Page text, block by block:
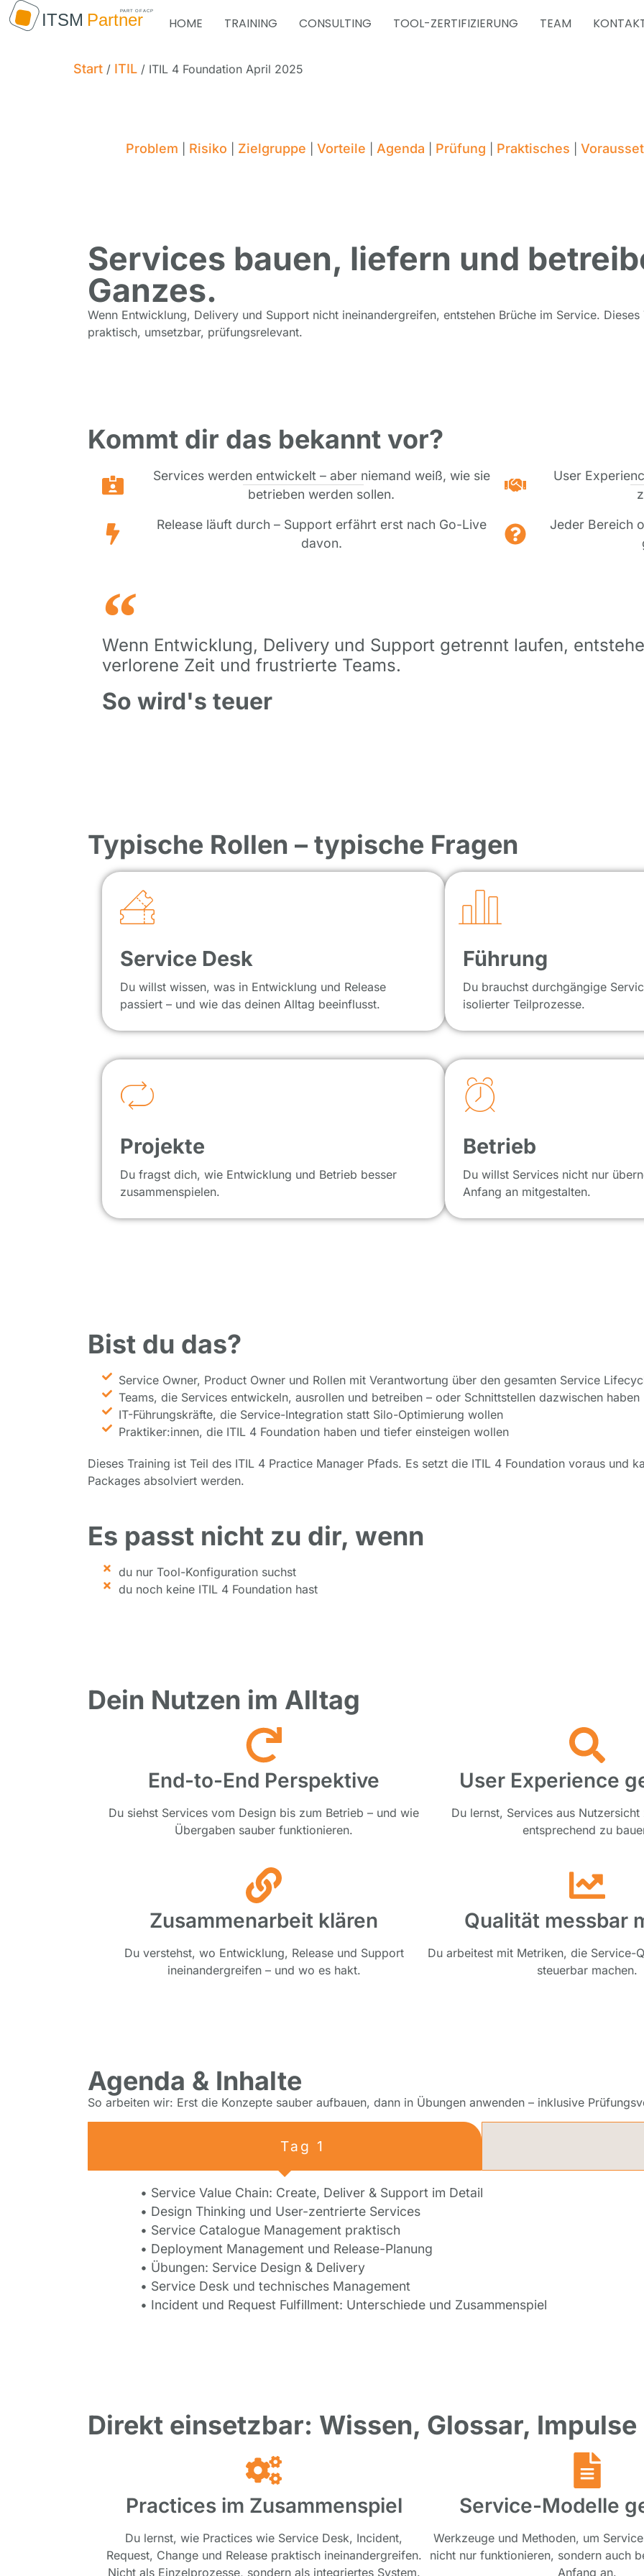
HOME TRAINING CONSULTING TOOL-ZERTIFIZIERUNG TEAM
Start / ITIL / ITIL 4 Foundation April 2025
Problem Risiko Zielgruppe Vorteile Agenda Prüfung Praktisches
Services bauen, liefern und
Ganzes.
Wenn Entwicklung, Delivery und Support nicht ineinandergreifen, entstehen Brüche im Service.
praktisch, umsetzbar, prüfungsrelevant.
Kommt dir das bekannt vor?
Services werden entwickelt – aber niemand weiß, wie sie
betrieben werden sollen.
Release läuft durch – Support erfährt erst nach Go-Live
davon.
User
Jeder Bereich
Wenn Entwicklung, Delivery und Support getrennt laufen,
verlorene Zeit und frustrierte Teams.
So wird's teuer
Typische Rollen – typische Fragen
Service Desk
Du willst wissen, was in Entwicklung und Release
passiert – und wie das deinen Alltag beeinflusst.
Führung
Du brauchst durchgängige
isolierter Teilprozesse.
Projekte
Du fragst dich, wie Entwicklung und Betrieb besser
zusammenspielen.
Betrieb
Du willst Services nicht nur
Anfang an mitgestalten.
Bist du das?
Service Owner, Product Owner und Rollen mit Verantwortung über den gesamten Service
Teams, die Services entwickeln, ausrollen und betreiben – oder Schnittstellen dazwischen haben
IT-Führungskräfte, die Service-Integration statt Silo-Optimierung wollen
Praktiker:innen, die ITIL 4 Foundation haben und tiefer einsteigen wollen
Dieses Training ist Teil des ITIL 4 Practice Manager Pfads. Es setzt die ITIL 4 Foundation voraus und
Packages absolviert werden.
Es passt nicht zu dir, wenn
du nur Tool-Konfiguration suchst
du noch keine ITIL 4 Foundation hast
Dein Nutzen im Alltag
End-to-End Perspektive
Du siehst Services vom Design bis zum Betrieb – und wie
Übergaben sauber funktionieren.
User Experience
Du lernst, Services aus
entsprechend zu
Zusammenarbeit klären
Du verstehst, wo Entwicklung, Release und Support
ineinandergreifen – und wo es hakt.
Qualität messbar
Du arbeitest mit Metriken, die Service-
steuerbar machen.
Agenda & Inhalte
So arbeiten wir: Erst die Konzepte sauber aufbauen, dann in Übungen anwenden – inklusive
Tag 1
• Service Value Chain: Create, Deliver & Support im Detail
• Design Thinking und User-zentrierte Services
• Service Catalogue Management praktisch
• Deployment Management und Release-Planung
• Übungen: Service Design & Delivery
• Service Desk und technisches Management
• Incident und Request Fulfillment: Unterschiede und Zusammenspiel
Direkt einsetzbar: Wissen, Glossar, Impulse
Practices im Zusammenspiel
Du lernst, wie Practices wie Service Desk, Incident,
Request, Change und Release praktisch ineinandergreifen.
Nicht als Einzelprozesse, sondern als integriertes System.
Service-Modelle
Werkzeuge und Methoden, um
nicht nur funktionieren, sondern auch
Anfang an.